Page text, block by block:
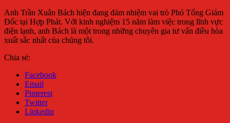
Anh Trần Xuân Bách hiện đang đảm nhiệm vai trò Phó Tổng Giám
Đốc tại Hợp Phát. Với kinh nghiệm 15 năm làm việc trong lĩnh vực
điện lạnh, anh Bách là một trong những chuyên gia tư vấn điều hòa
xuất sắc nhất của chúng tôi.
Chia sẻ:
Facebook
Email
Pinterest
Twitter
Linkedin